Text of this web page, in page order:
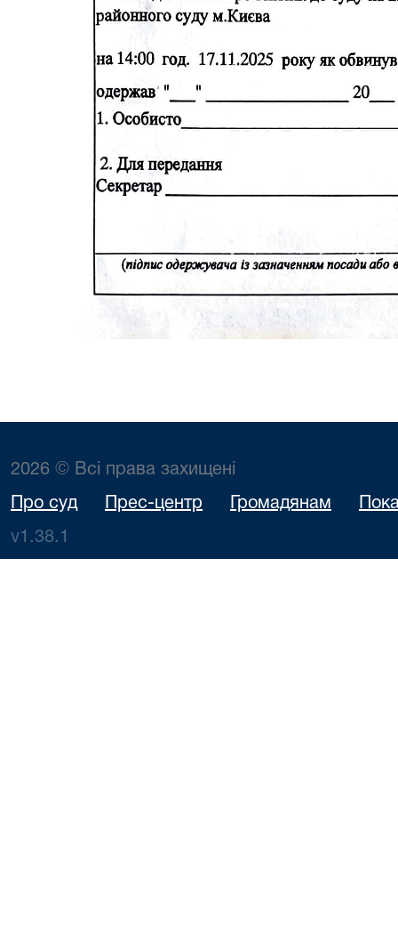
2026 © Всі права захищені
Про суд Прес-центр Громадянам
v1.38.1